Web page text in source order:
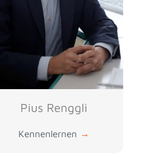
Pius Renggli
Kennenlernen →